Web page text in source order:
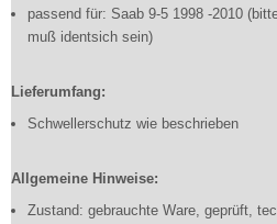
passend für: Saab 9-5 1998 -2010
muß identsich sein)
Lieferumfang:
Schwellerschutz wie beschrieben
Allgemeine Hinweise:
Zustand: gebrauchte Ware, geprüft,